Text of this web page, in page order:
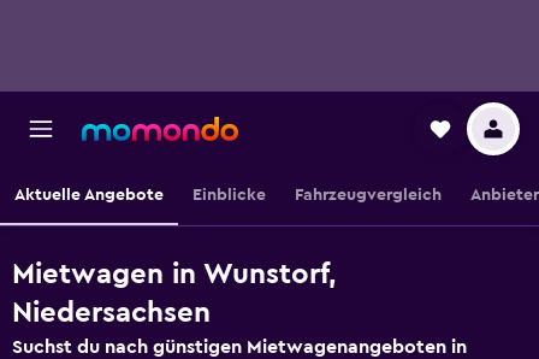
Aktuelle Angebote Einblicke Fahrzeugvergleich
Mietwagen in Wunstorf,
Niedersachsen
Suchst du nach günstigen Mietwagenangeboten in